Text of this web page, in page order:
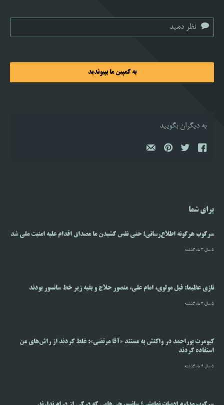
به کمپین ما بپیوندید
به دیگران بگویید
برای شما
سرکوب هرگونه اطلاع‌رسانی؛ حتی نفس کشیدن ما مصداق اقدام علیه امنیت ملی شد
5 سال،3 ماه گذشته
نازی عظیما: فیل مولوی، امام علی، منصور حلاج و بقیه زیر خط سانسور بودند
5 سال،3 ماه گذشته
کیومرث پوراحمد در واکنش به مستند «آقا مرتضی»: غلط کردند از راش‌های من
استفاده کردند
5 سال،4 ماه گذشته